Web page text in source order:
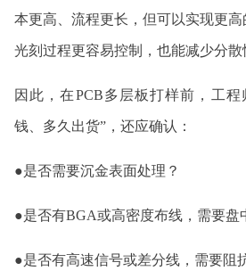
本更高、流程更长，但可以实现更高
光刻过程更容易控制，也能减少分散
因此，在PCB多层板打样前，工
钱、多久出货”，还应确认：
●是否需要沉金表面处理？
●是否有BGA或高密度布线，需要盘
●是否有高速信号或差分线，需要阻